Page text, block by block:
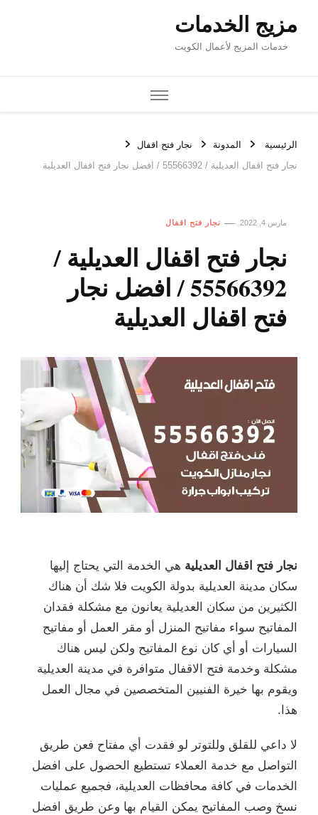
مزيج الخدمات
خدمات المزيج لأعمال الكويت
الرئيسية المدونة
نجار فتح اقفال
نجار فتح اقفال العديلية / 55566392 / افضل نجار فتح اقفال العديلية
مارس 4, 2022 نجار فتح اقفال
نجار فتح اقفال العديلية /
55566392 / افضل نجار
فتح اقفال العديلية
نجار فتح اقفال العديلية هي الخدمة التي يحتاج إليها
سكان مدينة العديلية بدولة الكويت فلا شك أن هناك
الكثيرين من سكان العديلية يعانون مع مشكلة فقدان
المفاتيح سواء مفاتيح المنزل أو مقر العمل أو مفاتيح
السيارات أو أي كان نوع المفاتيح ولكن ليس هناك
مشكلة وخدمة فتح الاقفال متوافرة في مدينة العديلية
ويقوم بها خيرة الفنيين المتخصصين في مجال العمل
هذا.
لا داعي للقلق وللتوتر لو فقدت أي مفتاح فعن طريق
التواصل مع خدمة العملاء تستطيع الحصول على افضل
الخدمات في كافة محافظات العديلية، فجميع عمليات
نسخ وصب المفاتيح يمكن القيام بها وعن طريق افضل